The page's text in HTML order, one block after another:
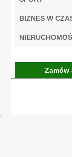
BIZNES W
Zamów